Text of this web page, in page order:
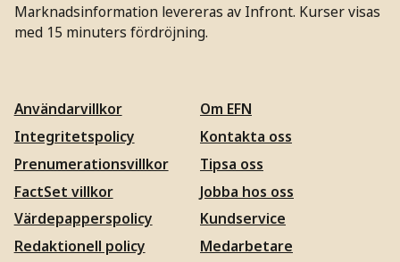
Marknadsinformation levereras av Infront. Kurser visas
med 15 minuters fördröjning.
Användarvillkor
Integritetspolicy
Prenumerationsvillkor
FactSet villkor
Värdepapperspolicy
Redaktionell policy
Om EFN
Kontakta oss
Tipsa oss
Jobba hos oss
Kundservice
Medarbetare